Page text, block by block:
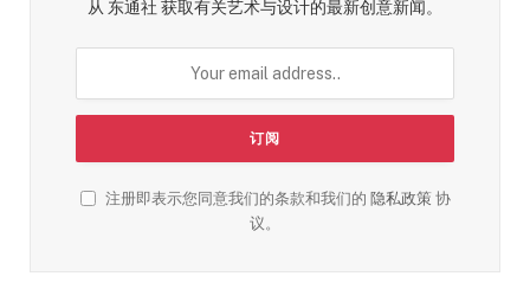
从 东通社 获取有关艺术与设计的最新创意新闻。
注册即表示您同意我们的条款和我们的 隐私政策协
议。